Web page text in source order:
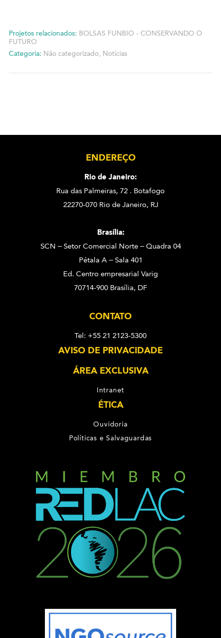
Projetos relacionados: BOLSAS FUNBIO - CONSERVANDO O
FUTURO
Categoria: Não categorizado, Notícias
ENDEREÇO
Rio de Janeiro:
Rua das Palmeiras, 72 . Botafogo
22270-070 Rio de Janeiro, RJ
Brasília:
SCN – Setor Comercial Norte – Quadra 04
Pétala A – Sala 401
Ed. Centro empresarial Varig
70714-900 Brasília, DF
CONTATO
Tel: +55 21 2123-5300
AVISO DE PRIVACIDADE
ÁREA EXCLUSIVA
Intranet
ÉTICA
Ouvidoria
Políticas e Salvaguardas